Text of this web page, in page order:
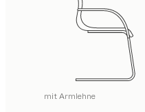
mit Armlehne